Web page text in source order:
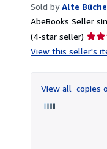
Sold by Alte
AbeBooks Seller
(4-star seller)
rating
of
5
View this seller's
View all copies